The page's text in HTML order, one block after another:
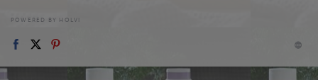
POWERED BY HOLVI